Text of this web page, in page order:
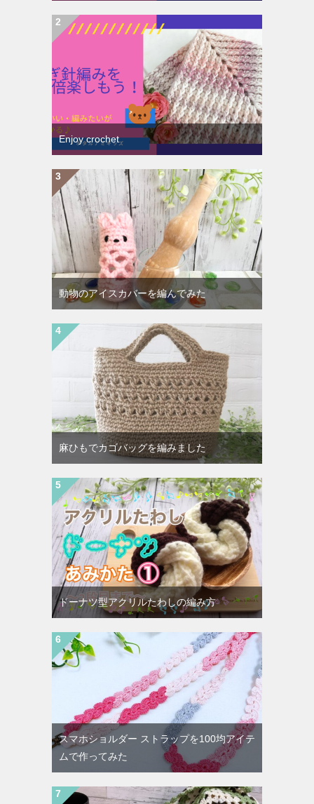
Enjoy crochet
動物のアイスカバーを編んでみた
麻ひもでカゴバッグを編みました
ドーナツ型アクリルたわしの編み方
スマホショルダー ストラップを100均アイテ
ムで作ってみた